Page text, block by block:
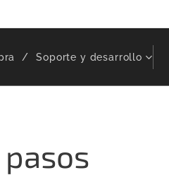
Soporte y desarrollo